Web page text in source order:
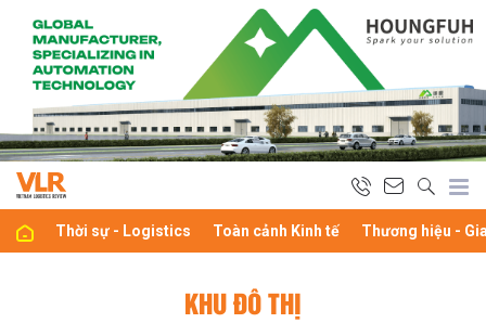
Thời sự - Logistics Toàn cảnh Kinh tế Thương hiệu -
KHU ĐÔ THỊ